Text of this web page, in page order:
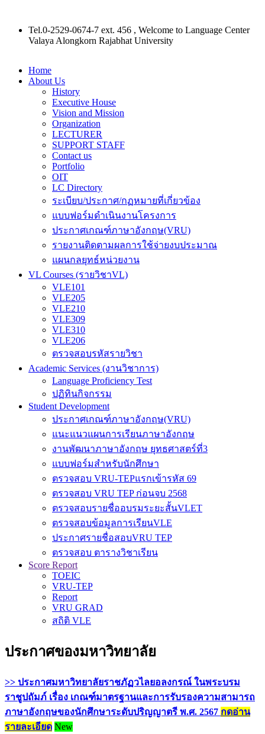
Tel.0-2529-0674-7 ext. 456 , Welcome to Language Center
Valaya Alongkorn Rajabhat University
Home
About Us
History
Executive House
Vision and Mission
Organization
LECTURER
SUPPORT STAFF
Contact us
Portfolio
OIT
LC Directory
ระเบียบ/ประกาศ/กฏหมายที่เกี่ยวข้อง
แบบฟอร์มดำเนินงานโครงการ
ประกาศเกณฑ์ภาษาอังกฤษ(VRU)
รายงานติดตามผลการใช้จ่ายงบประมาณ
แผนกลยุทธ์หน่วยงาน
VL Courses (รายวิชาVL)
VLE101
VLE205
VLE210
VLE309
VLE310
VLE206
ตรวจสอบรหัสรายวิชา
Academic Services (งานวิชาการ)
Language Proficiency Test
ปฏิทินกิจกรรม
Student Development
ประกาศเกณฑ์ภาษาอังกฤษ(VRU)
แนะแนวแผนการเรียนภาษาอังกฤษ
งานพัฒนาภาษาอังกฤษ ยุทธศาสตร์ที่3
แบบฟอร์มสำหรับนักศึกษา
ตรวจสอบ VRU-TEPแรกเข้ารหัส 69
ตรวจสอบ VRU TEP ก่อนจบ 2568
ตรวจสอบรายชื่ออบรมระยะสั้นVLET
ตรวจสอบข้อมูลการเรียนVLE
ประกาศรายชื่อสอบVRU TEP
ตรวจสอบ ตารางวิชาเรียน
Score Report
TOEIC
VRU-TEP
Report
VRU GRAD
สถิติ VLE
ประกาศของมหาวิทยาลัย
>> ประกาศมหาวิทยาลัยราชภัฏวไลยอลงกรณ์ ในพระบรม
ราชูปถัมภ์ เรื่อง เกณฑ์มาตรฐานและการรับรองความสามารถ
ภาษาอังกฤษของนักศึกษาระดับปริญญาตรี พ.ศ. 2567 กดอ่าน
รายละเอียด New